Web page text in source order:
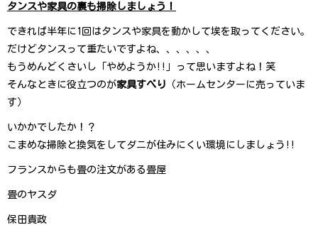
タンスや家具の裏も掃除しましょう！
できれば半年に1回はタンスや家具を動かして埃を取ってください。
だけどタンスって重たいですよね、、、、、、
もうめんどくさいし「やめようか!!」って思いますよね！笑
そんなときに役立つのが家具すべり （ホームセンターに売っていま
す）
いかかでしたか！？
こまめな掃除と換気をしてダニが住みにくい環境にしましょう!!
フランスからも畳の注文が あ る 畳 屋
畳 の ヤ ス ダ
保 田 貴 政